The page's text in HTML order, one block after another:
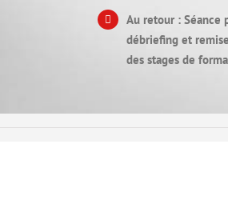
Au retour : Séance
débriefing et
des stages de